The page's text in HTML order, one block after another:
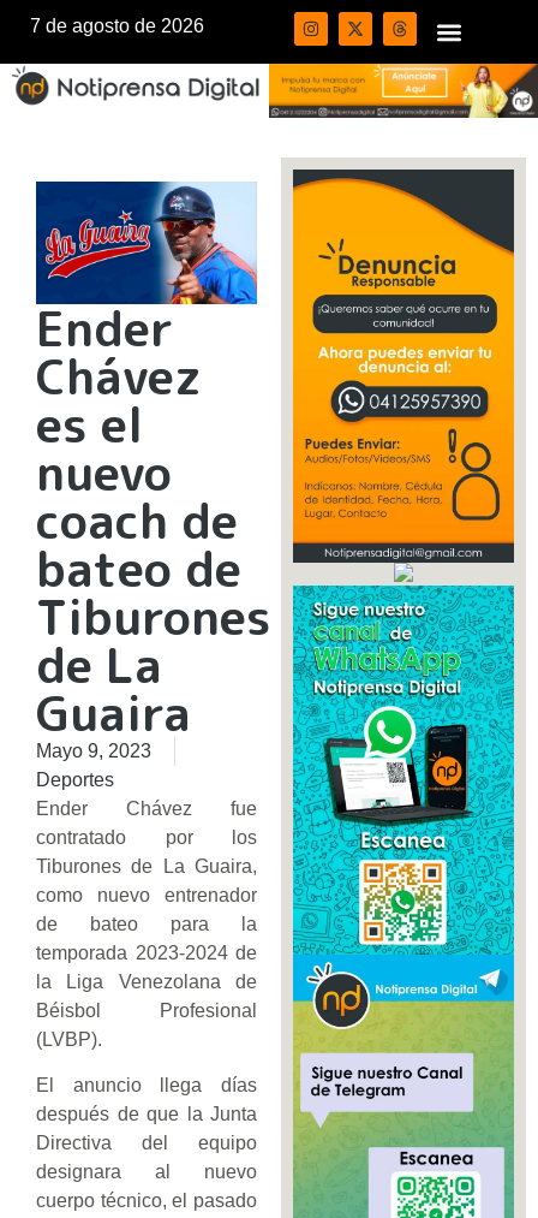
7 de agosto de 2026
Ender
Chávez
es el
nuevo
coach de
bateo de
Tiburones
de La
Guaira
Mayo 9, 2023
Deportes
Ender Chávez fue
contratado por los
Tiburones de La Guaira,
como nuevo entrenador
de bateo para la
temporada 2023-2024 de
la Liga Venezolana de
Béisbol Profesional
(LVBP).
El anuncio llega días
después de que la Junta
Directiva del equipo
designara al nuevo
cuerpo técnico, el pasado